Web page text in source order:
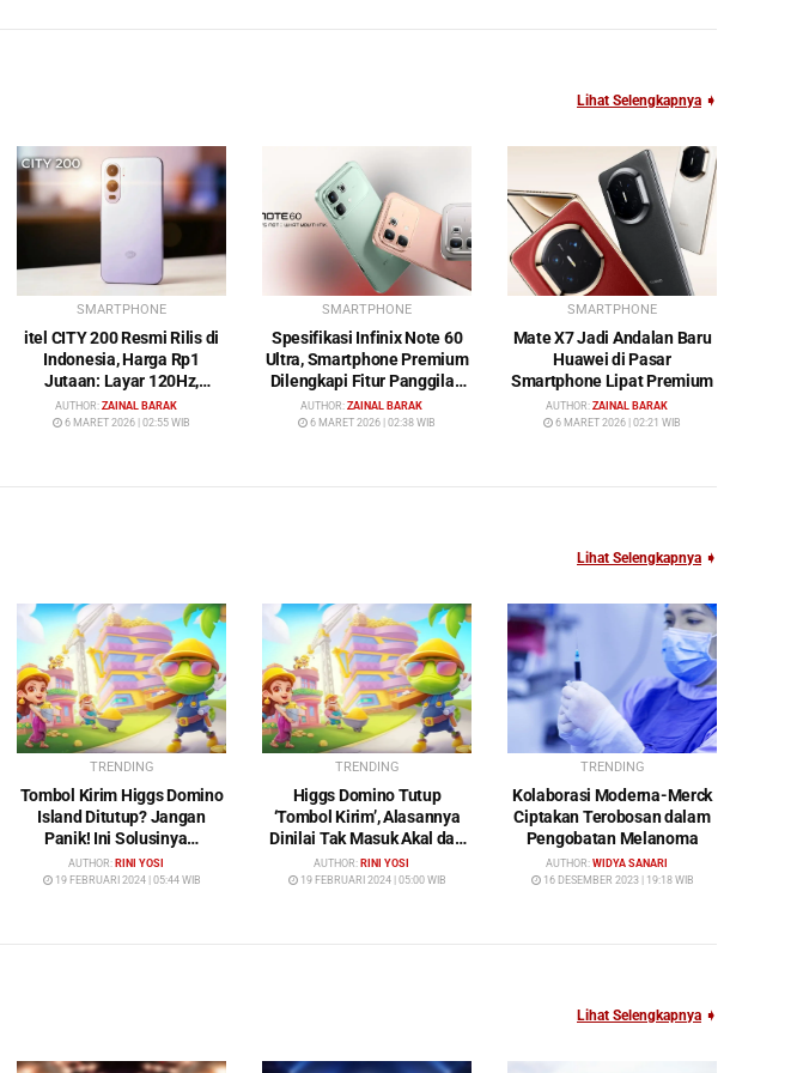
Lihat Selengkapnya ➧
SMARTPHONE
itel CITY 200 Resmi Rilis di
Indonesia, Harga Rp1
Jutaan: Layar 120Hz,
Kamera 50MP, NFC dan
Baterai 5200 mAh
AUTHOR: ZAINAL BARAK
6 MARET 2026 | 02:55 WIB
SMARTPHONE
Spesifikasi Infinix Note 60
Ultra, Smartphone Premium
Dilengkapi Fitur Panggilan
Satelit
AUTHOR: ZAINAL BARAK
6 MARET 2026 | 02:38 WIB
SMARTPHONE
Mate X7 Jadi Andalan Baru
Huawei di Pasar
Smartphone Lipat Premium
AUTHOR: ZAINAL BARAK
6 MARET 2026 | 02:21 WIB
Lihat Selengkapnya ➧
TRENDING
Tombol Kirim Higgs Domino
Island Ditutup? Jangan
Panik! Ini Solusinya…
AUTHOR: RINI YOSI
19 FEBRUARI 2024 | 05:44 WIB
TRENDING
Higgs Domino Tutup
‘Tombol Kirim’, Alasannya
Dinilai Tak Masuk Akal dan
Rugikan Pengguna
AUTHOR: RINI YOSI
19 FEBRUARI 2024 | 05:00 WIB
TRENDING
Kolaborasi Moderna-Merck
Ciptakan Terobosan dalam
Pengobatan Melanoma
AUTHOR: WIDYA SANARI
16 DESEMBER 2023 | 19:18 WIB
Lihat Selengkapnya ➧